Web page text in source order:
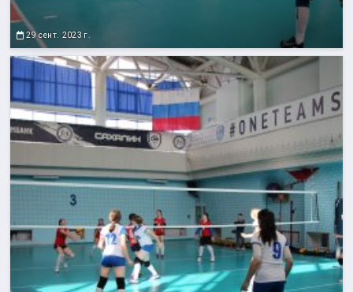
29 сент. 2023 г.